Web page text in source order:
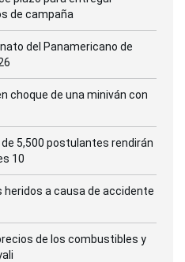
de campaña
del Panamericano de
choque de una miniván con
5,500 postulantes rendirán
10
a causa de accidente
de los combustibles y